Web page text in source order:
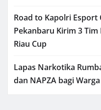
Road to Kapolri Esport
Pekanbaru Kirim 3
Riau Cup
Lapas Narkotika
dan NAPZA bagi